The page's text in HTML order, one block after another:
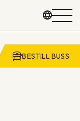
BESTILL BUSS